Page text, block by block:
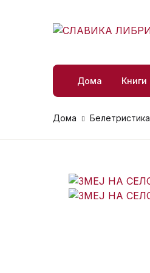
Дома Книги
SHOP BY CATEGORY
Понуди
Дома Белетристика